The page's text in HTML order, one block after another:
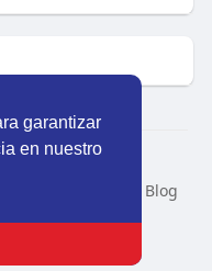
garantizar
en nuestro
Blog